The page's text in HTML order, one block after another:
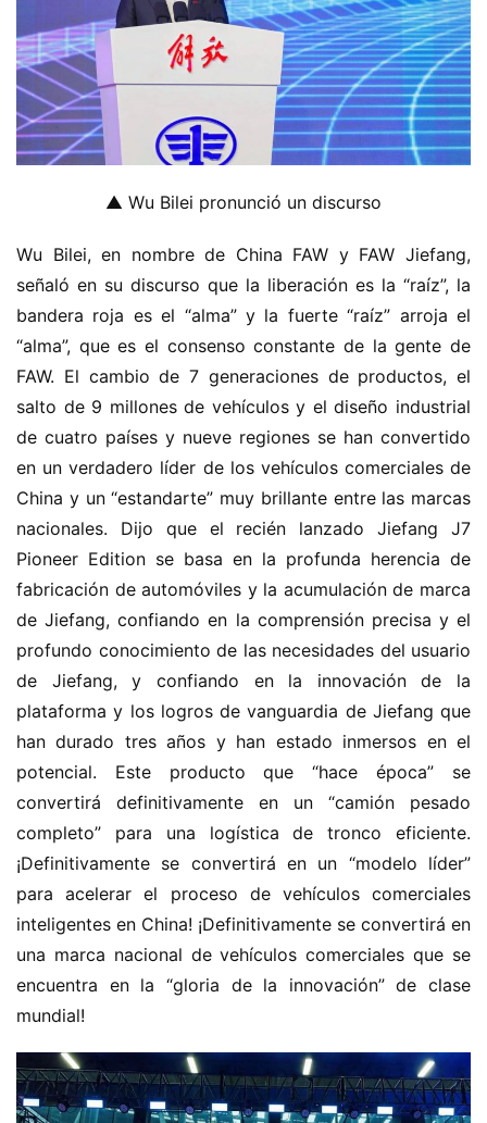
▲ Wu Bilei pronunció un discurso
Wu Bilei, en nombre de China FAW y FAW Jiefang,
señaló en su discurso que la liberación es la “raíz”, la
bandera roja es el “alma” y la fuerte “raíz” arroja el
“alma”, que es el consenso constante de la gente de
FAW. El cambio de 7 generaciones de productos, el
salto de 9 millones de vehículos y el diseño industrial
de cuatro países y nueve regiones se han convertido
en un verdadero líder de los vehículos comerciales de
China y un “estandarte” muy brillante entre las marcas
nacionales. Dijo que el recién lanzado Jiefang J7
Pioneer Edition se basa en la profunda herencia de
fabricación de automóviles y la acumulación de marca
de Jiefang, confiando en la comprensión precisa y el
profundo conocimiento de las necesidades del usuario
de Jiefang, y confiando en la innovación de la
plataforma y los logros de vanguardia de Jiefang que
han durado tres años y han estado inmersos en el
potencial. Este producto que “hace época” se
convertirá definitivamente en un “camión pesado
completo” para una logística de tronco eficiente.
¡Definitivamente se convertirá en un “modelo líder”
para acelerar el proceso de vehículos comerciales
inteligentes en China! ¡Definitivamente se convertirá en
una marca nacional de vehículos comerciales que se
encuentra en la “gloria de la innovación” de clase
mundial!